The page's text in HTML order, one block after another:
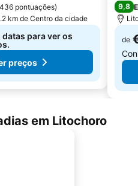
436 pontuações)
km de Centro da cidade
para ver os
preços
9,8
de
em Litochoro